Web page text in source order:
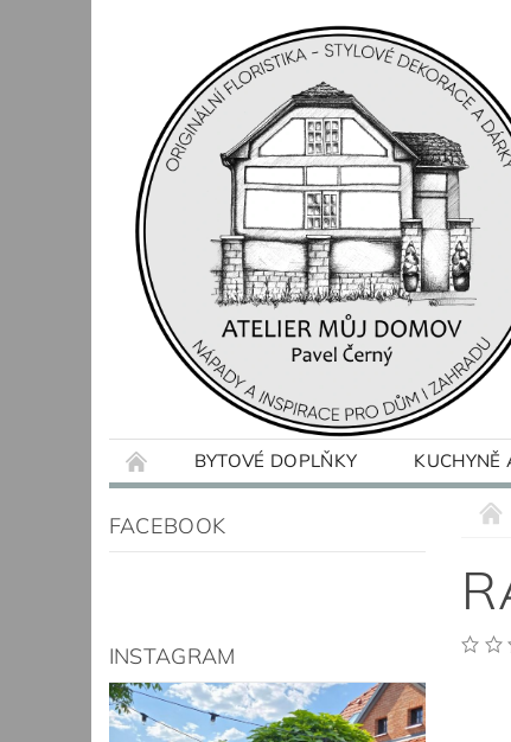
BYTOVÉ DOPLŇKY KUCHYNĚ
KONTAKTY
FACEBOOK
INSTAGRAM